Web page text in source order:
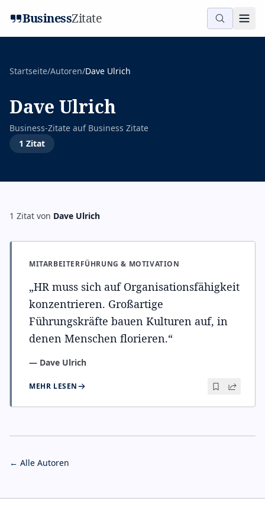
BusinessZitate
Startseite/Autoren/Dave Ulrich
Dave Ulrich
Business-Zitate auf Business Zitate
1 Zitat
1 Zitat von Dave Ulrich
MITARBEITERFÜHRUNG & MOTIVATION
„HR muss sich auf Organisationsfähigkeit
konzentrieren. Großartige
Führungskräfte bauen Kulturen auf, in
denen Menschen florieren.“
— Dave Ulrich
MEHR LESEN
← Alle Autoren